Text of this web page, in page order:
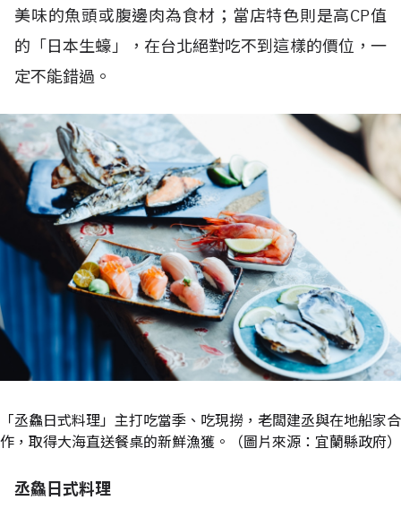
美味的魚頭或腹邊肉為食材；當店特色則是高CP值
的「日本生蠔」，在台北絕對吃不到這樣的價位，一
定不能錯過。
「丞鱻日式料理」主打吃當季、吃現撈，老闆建丞與在地船家合
作，取得大海直送餐桌的新鮮漁獲。（圖片來源：宜蘭縣政府）
丞鱻日式料理